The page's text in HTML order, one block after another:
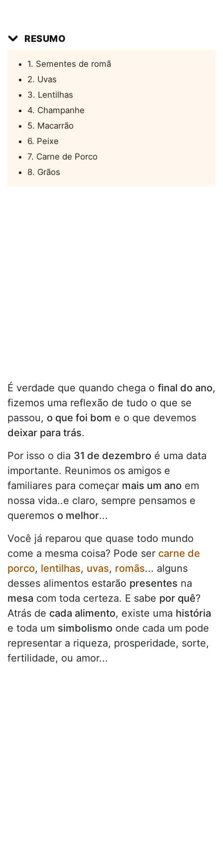
RESUMO
1. Sementes de romã
2. Uvas
3. Lentilhas
4. Champanhe
5. Macarrão
6. Peixe
7. Carne de Porco
8. Grãos
É verdade que quando chega o final do ano,
fizemos uma reflexão de tudo o que se
passou, o que foi bom e o que devemos
deixar para trás.
Por isso o dia 31 de dezembro é uma data
importante. Reunimos os amigos e
familiares para começar mais um ano em
nossa vida..e claro, sempre pensamos e
queremos o melhor...
Você já reparou que quase todo mundo
come a mesma coisa? Pode ser carne de
porco, lentilhas, uvas, romãs... alguns
desses alimentos estarão presentes na
mesa com toda certeza. E sabe por quê?
Atrás de cada alimento, existe uma história
e toda um simbolismo onde cada um pode
representar a riqueza, prosperidade, sorte,
fertilidade, ou amor...